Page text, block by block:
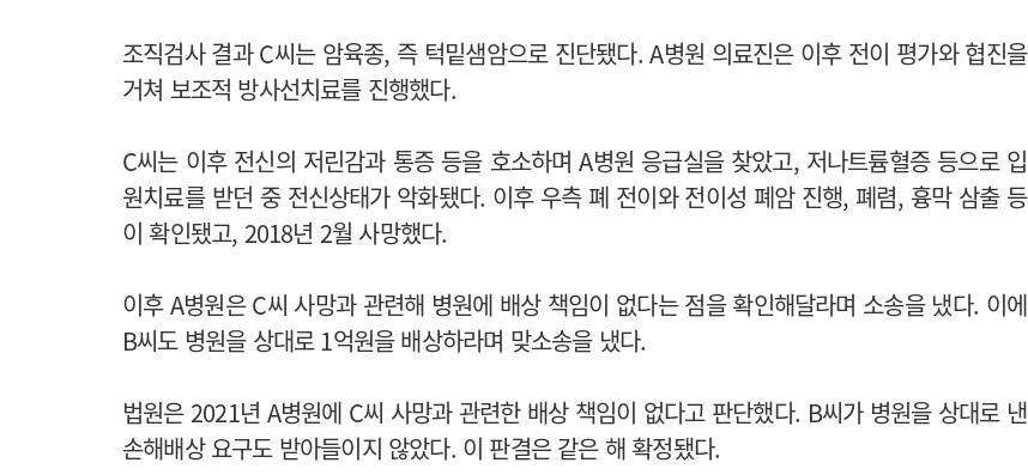
조직검사 결과 C씨는 암육종, 즉 턱밑샘암으로 진단됐다. A병원 의료진은 이후 전이 평가와 협진을
거쳐 보조적 방사선치료를 진행했다.
C씨는 이후 전신의 저린감과 통증 등을 호소하며 A병원 응급실을 찾았고, 저나트륨혈증 등으로 입
원치료를 받던 중 전신상태가 악화됐다. 이후 우측 폐 전이와 전이성 폐암 진행, 폐렴, 흉막 삼출 등
이 확인됐고, 2018년 2월 사망했다.
이후 A병원은 C씨 사망과 관련해 병원에 배상 책임이 없다는 점을 확인해달라며 소송을 냈다. 이에
B씨도 병원을 상대로 1억원을 배상하라며 맞소송을 냈다.
법원은 2021년 A병원에 C씨 사망과 관련한 배상 책임이 없다고 판단했다. B씨가 병원을 상대로 낸
손해배상 요구도 받아들이지 않았다. 이 판결은 같은 해 확정됐다.